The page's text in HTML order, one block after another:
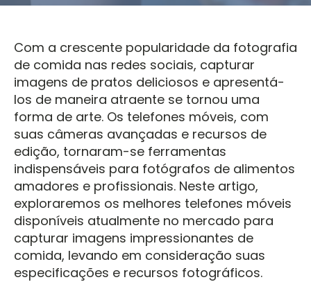
Com a crescente popularidade da fotografia
de comida nas redes sociais, capturar
imagens de pratos deliciosos e apresentá-
los de maneira atraente se tornou uma
forma de arte. Os telefones móveis, com
suas câmeras avançadas e recursos de
edição, tornaram-se ferramentas
indispensáveis para fotógrafos de alimentos
amadores e profissionais. Neste artigo,
exploraremos os melhores telefones móveis
disponíveis atualmente no mercado para
capturar imagens impressionantes de
comida, levando em consideração suas
especificações e recursos fotográficos.